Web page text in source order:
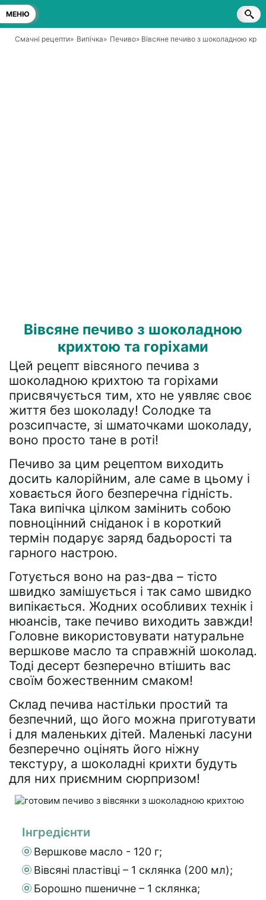
МЕНЮ
Смачні рецепти» Випічка» Печиво» Вівсяне печиво з шоколадною
Вівсяне печиво з шоколадною
крихтою та горіхами
Цей рецепт вівсяного печива з
шоколадною крихтою та горіхами
присвячується тим, хто не уявляє своє
життя без шоколаду! Солодке та
розсипчасте, зі шматочками шоколаду,
воно просто тане в роті!
Печиво за цим рецептом виходить
досить калорійним, але саме в цьому і
ховається його безперечна гідність.
Така випічка цілком замінить собою
повноцінний сніданок і в короткий
термін подарує заряд бадьорості та
гарного настрою.
Готується воно на раз-два – тісто
швидко замішується і так само швидко
випікається. Жодних особливих технік і
нюансів, таке печиво виходить завжди!
Головне використовувати натуральне
вершкове масло та справжній шоколад.
Тоді десерт безперечно втішить вас
своїм божественним смаком!
Склад печива настільки простий та
безпечний, що його можна приготувати
і для маленьких дітей. Маленькі ласуни
безперечно оцінять його ніжну
текстуру, а шоколадні крихти будуть
для них приємним сюрпризом!
Інгредієнти
Вершкове масло - 120 г;
Вівсяні пластівці – 1 склянка (200 мл);
Борошно пшеничне – 1 склянка;